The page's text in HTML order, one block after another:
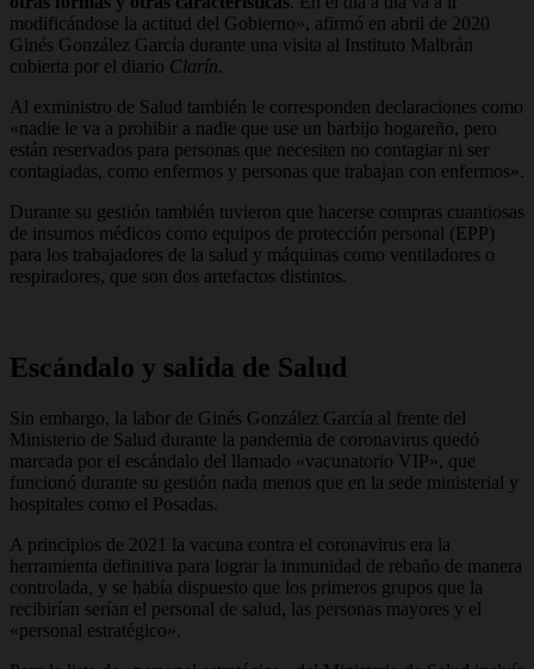
modificándose la actitud del Gobierno», afirmó en abril de 2020
Ginés González García durante una visita al Instituto Malbrán
cubierta por el diario Clarín.
Al exministro de Salud también le corresponden declaraciones como
«nadie le va a prohibir a nadie que use un barbijo hogareño, pero
están reservados para personas que necesiten no contagiar ni ser
contagiadas, como enfermos y personas que trabajan con enfermos».
Durante su gestión también tuvieron que hacerse compras cuantiosas
de insumos médicos como equipos de protección personal (EPP)
para los trabajadores de la salud y máquinas como ventiladores o
respiradores, que son dos artefactos distintos.
Escándalo y salida de Salud
Sin embargo, la labor de Ginés González García al frente del
Ministerio de Salud durante la pandemia de coronavirus quedó
marcada por el escándalo del llamado «vacunatorio VIP», que
funcionó durante su gestión nada menos que en la sede ministerial y
hospitales como el Posadas.
A principios de 2021 la vacuna contra el coronavirus era la
herramienta definitiva para lograr la inmunidad de rebaño de manera
controlada, y se había dispuesto que los primeros grupos que la
recibirían serían el personal de salud, las personas mayores y el
«personal estratégico».